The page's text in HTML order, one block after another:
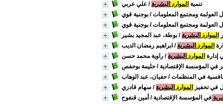
تنمية الموارد البشرية / علي عربي
ومجتمع المعلومات/ بوجنية قوي
ومجتمع المعلومات/ بوجنية قوي
الموارد البشرية / بوطة، عبد المجيد بشير
الموارد البشرية / ابراهيم رمضان الديب
إدارة الموارد البشرية / راوية محمد حسن
في المؤسسة الإقتصادية / حليمة بوحفص
في المنظمات/ حفيان، عبد الوهاب
في تحفيز
الموارد البشرية / سهام قادري
في المؤسسة الإقتصادية / أمين قنفوح